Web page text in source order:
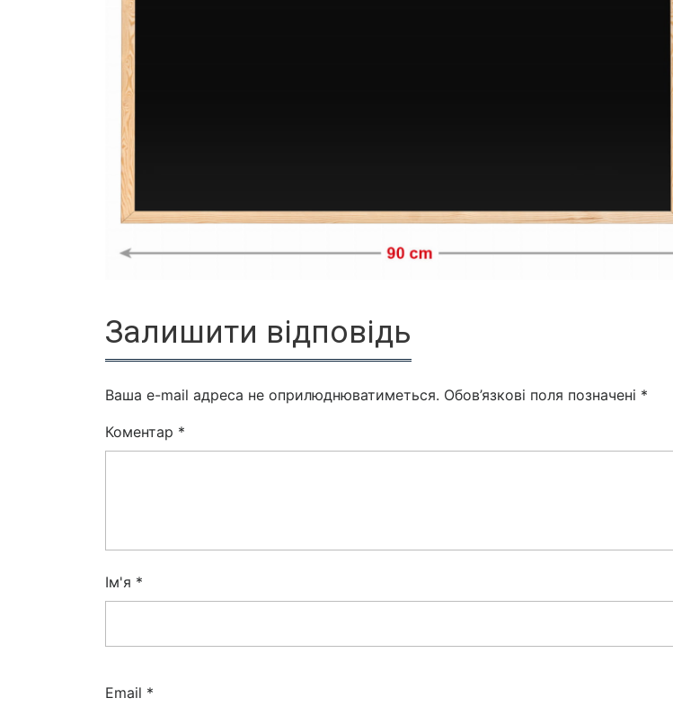
Залишити відповідь
Ваша e-mail адреса не оприлюднюватиметься. Обов’язкові поля позначені *
Коментар *
Ім'я *
Email *